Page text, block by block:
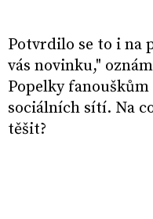
Potvrdilo se to i na
vás novinku,"
Popelky
sociálních sítí. Na
těšit?